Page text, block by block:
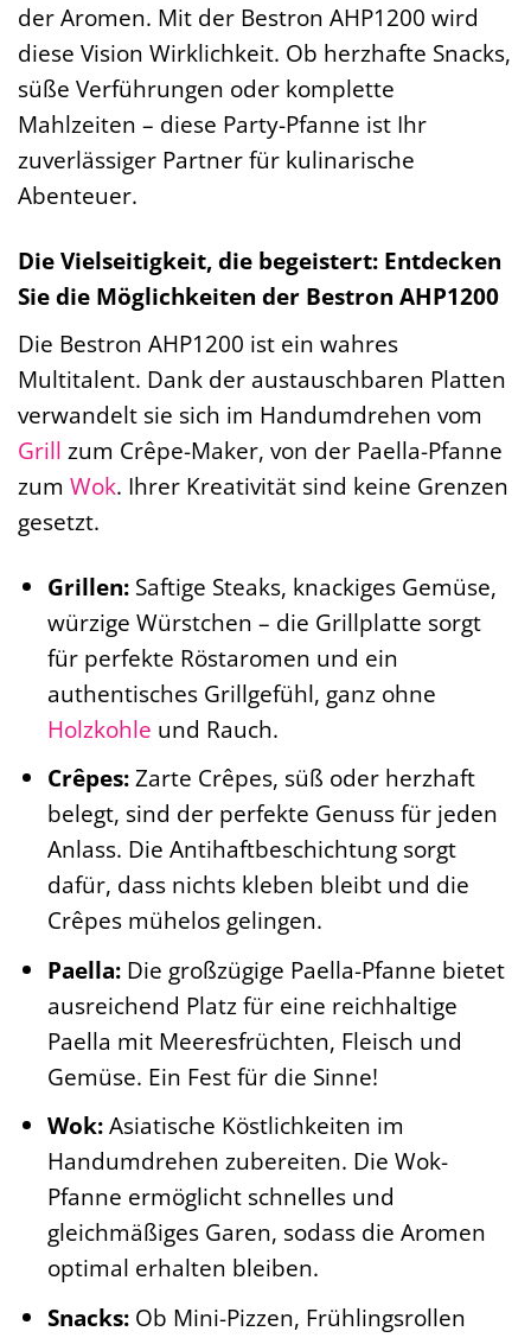
der Aromen. Mit der Bestron AHP1200 wird
diese Vision Wirklichkeit. Ob herzhafte Snacks,
süße Verführungen oder komplette
Mahlzeiten – diese Party-Pfanne ist Ihr
zuverlässiger Partner für kulinarische
Abenteuer.
Die Vielseitigkeit, die begeistert: Entdecken
Sie die Möglichkeiten der Bestron AHP1200
Die Bestron AHP1200 ist ein wahres
Multitalent. Dank der austauschbaren Platten
verwandelt sie sich im Handumdrehen vom
Grill zum Crêpe-Maker, von der Paella-Pfanne
zum Wok. Ihrer Kreativität sind keine Grenzen
gesetzt.
Grillen:Saftige Steaks, knackiges Gemüse,
würzige Würstchen – die Grillplatte sorgt
für perfekte Röstaromen und ein
authentisches Grillgefühl, ganz ohne
Holzkohle und Rauch.
Crêpes:Zarte Crêpes, süß oder herzhaft
belegt, sind der perfekte Genuss für jeden
Anlass. Die Antihaftbeschichtung sorgt
dafür, dass nichts kleben bleibt und die
Crêpes mühelos gelingen.
Paella:Die großzügige Paella-Pfanne bietet
ausreichend Platz für eine reichhaltige
Paella mit Meeresfrüchten, Fleisch und
Gemüse. Ein Fest für die Sinne!
Wok:Asiatische Köstlichkeiten im
Handumdrehen zubereiten. Die Wok-
Pfanne ermöglicht schnelles und
gleichmäßiges Garen, sodass die Aromen
optimal erhalten bleiben.
Snacks:Ob Mini-Pizzen, Frühlingsrollen